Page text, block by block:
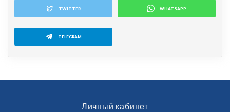
TWITTER WHATSAPP
TELEGRAM
Личный кабинет